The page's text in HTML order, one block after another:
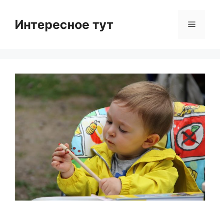
contentИнтересное тут Menu